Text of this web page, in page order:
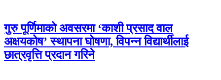
गुरु पूर्णिमाको अवसरमा ‘काशी प्रसाद वाल
अक्षयकोष’ स्थापना घोषणा, विपन्न विद्यार्थीलाई
छात्रवृत्ति प्रदान गरिने